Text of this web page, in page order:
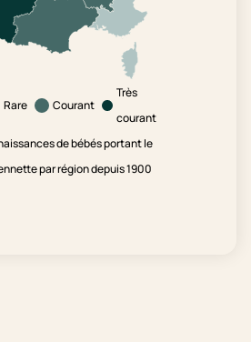
Rare Courant
Très
courant
de bébés portant le
par région depuis 1900